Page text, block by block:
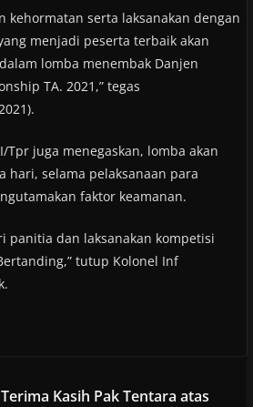
kehormatan serta laksanakan dengan
menjadi peserta terbaik akan
lomba menembak Danjen
TA. 2021,” tegas
Tpr juga menegaskan, lomba akan
hari, selama pelaksanaan para
faktor keamanan.
panitia dan laksanakan kompetisi
tutup Kolonel Inf
Kasih Pak Tentara atas